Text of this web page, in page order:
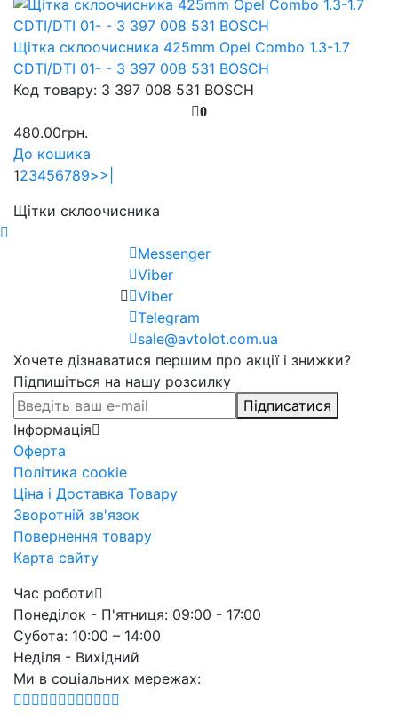
Щітка склоочисника 425mm Opel Combo 1.3-1.7
CDTI/DTI 01- - 3 397 008 531 BOSCH
Код товару: 3 397 008 531 BOSCH
0
480.00грн.
До кошика
123456789>>|
Щітки склоочисника
Messenger
Viber
Viber
Telegram
sale@avtolot.com.ua
Хочете дізнаватися першим про акції і знижки?
Підпишіться на нашу розсилку
Підписатися
Інформація
Оферта
Політика cookie
Ціна і Доставка Товару
Зворотній зв'язок
Повернення товару
Карта сайту
Час роботи
Понеділок - П'ятниця: 09:00 - 17:00
Субота: 10:00 – 14:00
Неділя - Вихідний
Ми в соціальних мережах: